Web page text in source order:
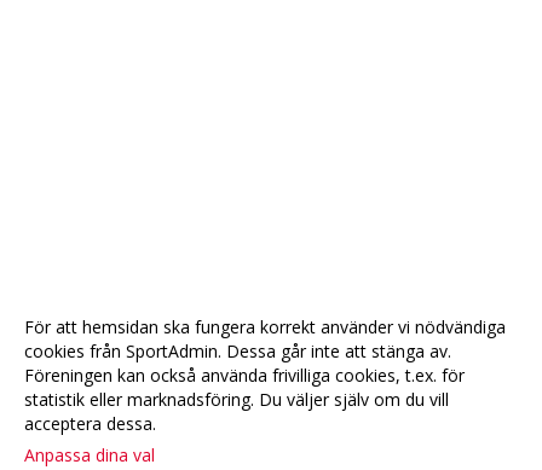
För att hemsidan ska fungera korrekt använder vi nödvändiga
cookies från SportAdmin. Dessa går inte att stänga av.
Föreningen kan också använda frivilliga cookies, t.ex. för
statistik eller marknadsföring. Du väljer själv om du vill
acceptera dessa.
Anpassa dina val